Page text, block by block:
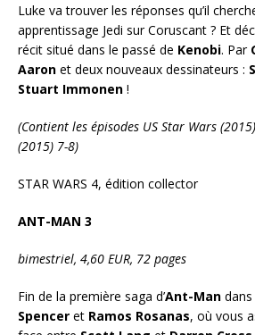
Luke va trouver les réponses qu’il
apprentissage Jedi sur Coruscant ? Et
récit situé dans le passé de Kenobi. Par
Aaron et deux nouveaux dessinateurs :
Stuart Immonen !
(Contient les épisodes US Star Wars
(2015) 7-8)
STAR WARS 4, édition collector
ANT-MAN 3
bimestriel, 4,60 EUR, 72 pages
Fin de la première saga d’Ant-Man
Spencer et Ramos Rosanas, où vous